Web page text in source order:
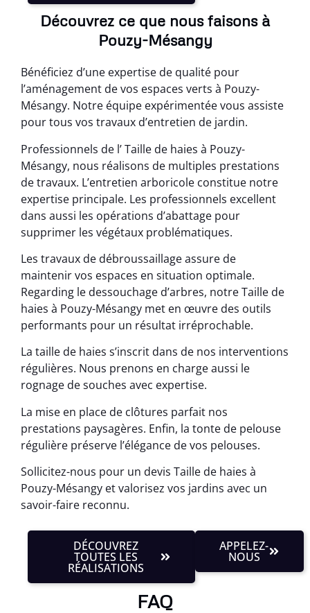
Découvrez ce que nous faisons à
Pouzy-Mésangy
Bénéficiez d’une expertise de qualité pour
l’aménagement de vos espaces verts à Pouzy-
Mésangy. Notre équipe expérimentée vous assiste
pour tous vos travaux d’entretien de jardin.
Professionnels de l’ Taille de haies à Pouzy-
Mésangy, nous réalisons de multiples prestations
de travaux. L’entretien arboricole constitue notre
expertise principale. Les professionnels excellent
dans aussi les opérations d’abattage pour
supprimer les végétaux problématiques.
Les travaux de débroussaillage assure de
maintenir vos espaces en situation optimale.
Regarding le dessouchage d’arbres, notre Taille de
haies à Pouzy-Mésangy met en œuvre des outils
performants pour un résultat irréprochable.
La taille de haies s’inscrit dans de nos interventions
régulières. Nous prenons en charge aussi le
rognage de souches avec expertise.
La mise en place de clôtures parfait nos
prestations paysagères. Enfin, la tonte de pelouse
régulière préserve l’élégance de vos pelouses.
Sollicitez-nous pour un devis Taille de haies à
Pouzy-Mésangy et valorisez vos jardins avec un
savoir-faire reconnu.
DÉCOUVREZ
TOUTES LES
RÉALISATIONS
APPELEZ-
NOUS
FAQ